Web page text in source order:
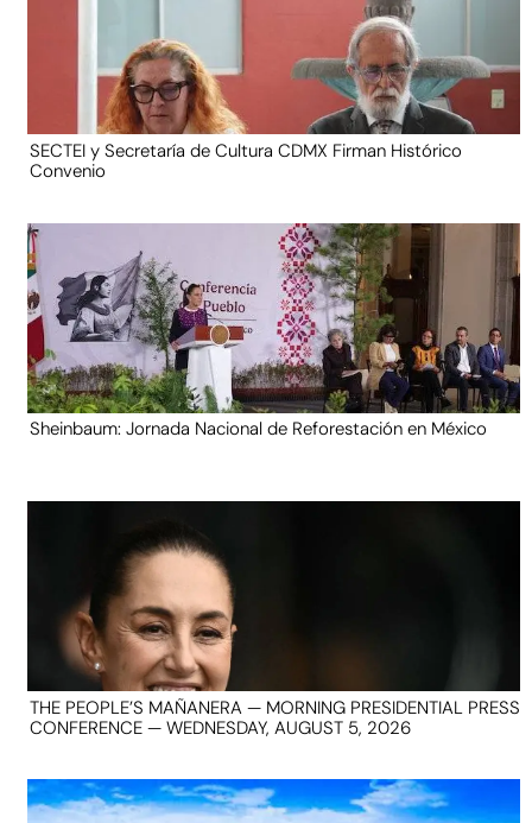
SECTEI y Secretaría de Cultura CDMX Firman Histórico
Convenio
Sheinbaum: Jornada Nacional de Reforestación en México
THE PEOPLE’S MAÑANERA — MORNING PRESIDENTIAL PRESS
CONFERENCE — WEDNESDAY, AUGUST 5, 2026